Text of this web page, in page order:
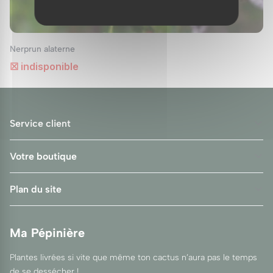
bourdaine requiert une manipulation
d’intoxication. Toujours demander conseil à un
professionnel de santé avant de consommer
des produits à base de cette plante.
Outre son intérêt thérapeutique, le rhamnus
possède également des applications dans le
domaine artistique. L’aquarelle (alder
buckthorn)
de matière colorante traditionnelle. En effet,
on extrait des teintures naturelles utilisées
depuis des siècles pour leur qualité et leur
durabilité.
Nerprun alaterne
☒ indisponible
Service client
Votre boutique
Plan du site
Ma Pépinière
Plantes livrées si vite que même ton cactus n’aura pas le temps